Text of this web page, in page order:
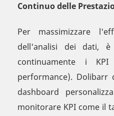
Continuo delle
Per massimizzare
dell'analisi dei dati, è
continuamente i
performance). Dolibarr
dashboard
monitorare KPI come il